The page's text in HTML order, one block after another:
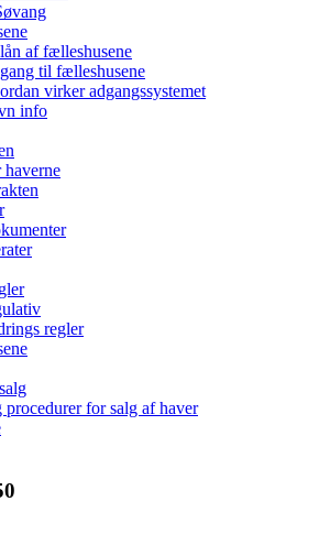
af fælleshusene
til fælleshusene
virker adgangssystemet
info
regler
procedurer for salg af haver